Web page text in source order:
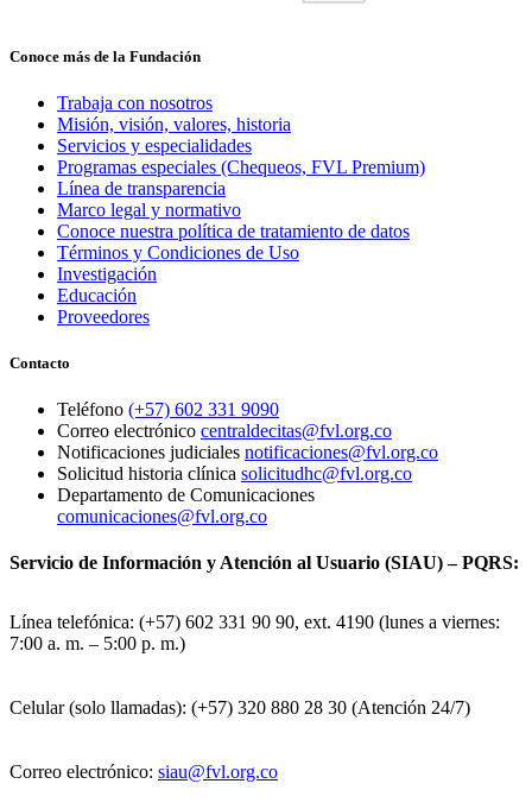
Conoce más de la Fundación
Trabaja con nosotros
Misión, visión, valores, historia
Servicios y especialidades
Programas especiales (Chequeos, FVL Premium)
Línea de transparencia
Marco legal y normativo
Conoce nuestra política de tratamiento de datos
Términos y Condiciones de Uso
Investigación
Educación
Proveedores
Contacto
Teléfono (+57) 602 331 9090
Correo electrónico centraldecitas@fvl.org.co
Notificaciones judiciales notificaciones@fvl.org.co
Solicitud historia clínica solicitudhc@fvl.org.co
Departamento de Comunicaciones
comunicaciones@fvl.org.co
Servicio de Información y Atención al Usuario (SIAU) – PQRS:
Línea telefónica: (+57) 602 331 90 90, ext. 4190 (lunes a viernes:
7:00 a. m. – 5:00 p. m.)
Celular (solo llamadas): (+57) 320 880 28 30 (Atención 24/7)
Correo electrónico: siau@fvl.org.co